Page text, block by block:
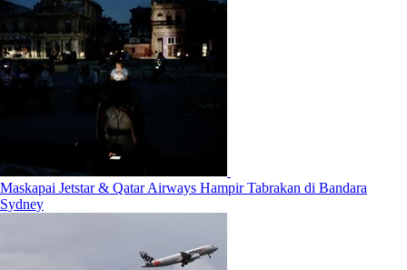
Maskapai Jetstar & Qatar Airways Hampir Tabrakan di Bandara
Sydney